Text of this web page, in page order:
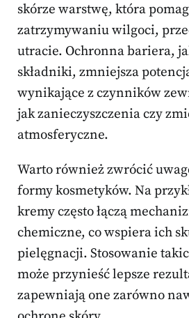
skórze warstwę, która
zatrzymywaniu wilgoci,
utracie. Ochronna bariera,
składniki, zmniejsza
wynikające z czynników
jak zanieczyszczenia czy
atmosferyczne.
Warto również zwrócić
formy kosmetyków. Na
kremy często łączą
chemiczne, co wspiera ich
pielęgnacji. Stosowanie
może przynieść lepsze
zapewniają one zarówno